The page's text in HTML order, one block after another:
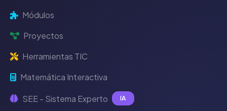
Módulos
Proyectos
Herramientas TIC
Matemática Interactiva
SEE - Sistema Experto IA